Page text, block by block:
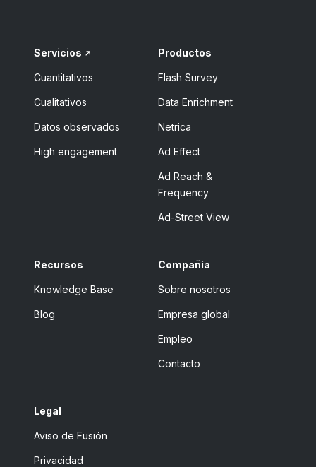
Servicios
Cuantitativos
Cualitativos
Datos observados
High engagement
Productos
Flash Survey
Data Enrichment
Netrica
Ad Effect
Ad Reach &
Frequency
Ad-Street View
Recursos
Knowledge Base
Blog
Compañía
Sobre nosotros
Empresa global
Empleo
Contacto
Legal
Aviso de Fusión
Privacidad